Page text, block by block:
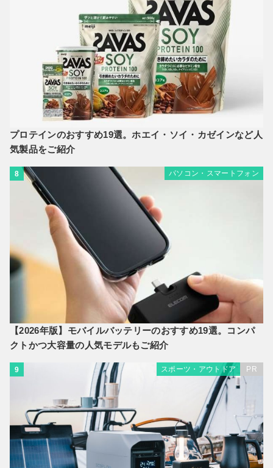
プロテインのおすすめ19選。ホエイ・ソイ・カゼインなど人
気製品をご紹介
8 パソコン・スマートフォン
【2026年版】モバイルバッテリーのおすすめ19選。コンパ
クトかつ大容量の人気モデルもご紹介
9 スポーツ・アウトドア PR